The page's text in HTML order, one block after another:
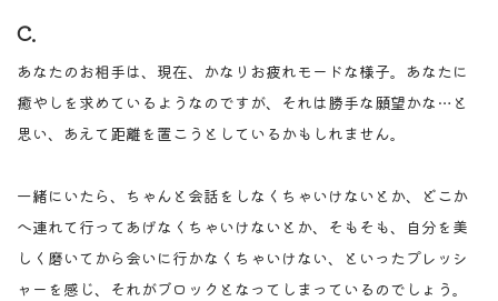
C.
あなたのお相手は、現在、かなりお疲れモードな様子。あなたに
癒やしを求めているようなのですが、それは勝手な願望かな…と
思い、あえて距離を置こうとしているかもしれません。
一緒にいたら、ちゃんと会話をしなくちゃいけないとか、どこか
へ連れて行ってあげなくちゃいけないとか、そもそも、自分を美
しく磨いてから会いに行かなくちゃいけない、といったプレッシ
ャーを感じ、それがブロックとなってしまっているのでしょう。